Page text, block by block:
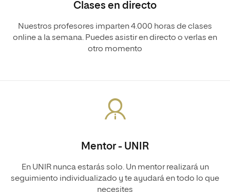
Clases en directo
Nuestros profesores imparten 4.000 horas de clases
online a la semana. Puedes asistir en directo o verlas en
otro momento
Mentor - UNIR
En UNIR nunca estarás solo. Un mentor realizará un
seguimiento individualizado y te ayudará en todo lo que
necesites